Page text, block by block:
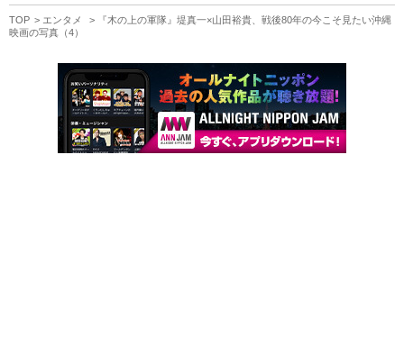
TOP エンタメ
『木の上の軍隊』堤真一×山田裕貴、戦後80年の今こそ見たい沖縄
映画の写真（4）